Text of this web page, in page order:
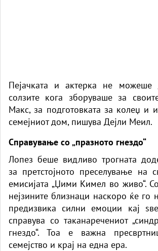
Пејачката и актерка не
солзите кога зборуваше за
Макс, за подготовката за колеџ и
семејниот дом, пишува Дејли Меил.
Справување со „празното гнездо“
Лопез беше видливо трогната
за претстојното преселување на
емисијата „Џими Кимел во живо“.
нејзините близнаци наскоро ќе го
предизвика силни емоции кај
справува со таканаречениот
гнездо“. Тоа е важна
семејство и крај на една ера.